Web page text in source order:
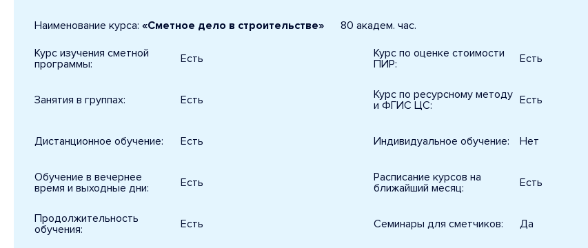
Наименование курса: «Сметное дело в строительстве»
80 академ. час.
Курс изучения сметной
программы:
Есть
Занятия в группах: Есть
Дистанционное обучение: Есть
Обучение в вечернее
время и выходные дни:
Есть
Продолжительность
обучения:
Есть
Курс по оценке стоимости
ПИР:
Есть
Курс по ресурсному методу
и ФГИС ЦС:
Есть
Индивидуальное обучение: Нет
Расписание курсов на
ближайший месяц:
Есть
Семинары для сметчиков: Да